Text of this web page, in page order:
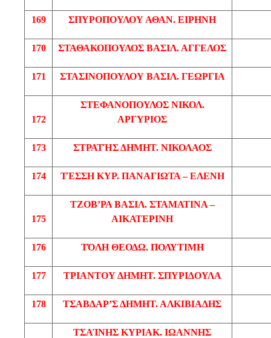
169 ΣΠΥΡΟΠΟΥΛΟΥ ΑΘΑΝ. ΕΙΡΗΝΗ
170 ΣΤΑΘΑΚΟΠΟΥΛΟΣ ΒΑΣΙΛ. ΑΓΓΕΛΟΣ
171 ΣΤΑΣΙΝΟΠΟΥΛΟΥ ΒΑΣΙΛ. ΓΕΩΡΓΙΑ
172
ΣΤΕΦΑΝΟΠΟΥΛΟΣ ΝΙΚΟΛ.
ΑΡΓΥΡΙΟΣ
173 ΣΤΡΑΤΉΣΔΗΜΗΤ. ΝΙΚΟΛΑΟΣ
174 ΤΈΣΣΗΚΥΡ. ΠΑΝΑΓΙΩΤΑ – ΕΛΕΝΗ
175
ΤΖΟΒ’ΡΑ ΒΑΣΙΛ. ΣΤΑΜΑΤΙΝΑ–
ΑΙΚΑΤΕΡΙΝΗ
176 ΤΌΛΗ ΘΕΟΔΩ. ΠΟΛΥΤΙΜΗ
177 ΤΡΙΑΝΤΟΥ ΔΗΜΗΤ. ΣΠΥΡΙΔΟΥΛΑ
178 ΤΣΑΒΔΑΡ’ΣΔΗΜΗΤ. ΑΛΚΙΒΙΑΔΗΣ
ΤΣΑΊΝΗΣ ΚΥΡΙΑΚ. ΙΩΑΝΝΗΣ